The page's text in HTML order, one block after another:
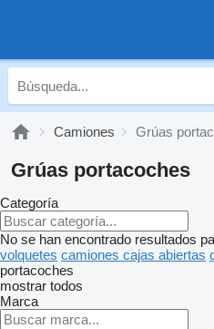
Camiones Grúas
Grúas portacoches
Categoría
No se han encontrado resultados
volquetes camiones cajas abiertas
portacoches
mostrar todos
Marca